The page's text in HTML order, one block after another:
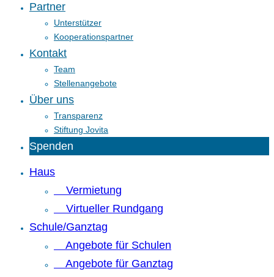
Partner
Unterstützer
Kooperationspartner
Kontakt
Team
Stellenangebote
Über uns
Transparenz
Stiftung Jovita
Spenden
Haus
Vermietung
Virtueller Rundgang
Schule/Ganztag
Angebote für Schulen
Angebote für Ganztag